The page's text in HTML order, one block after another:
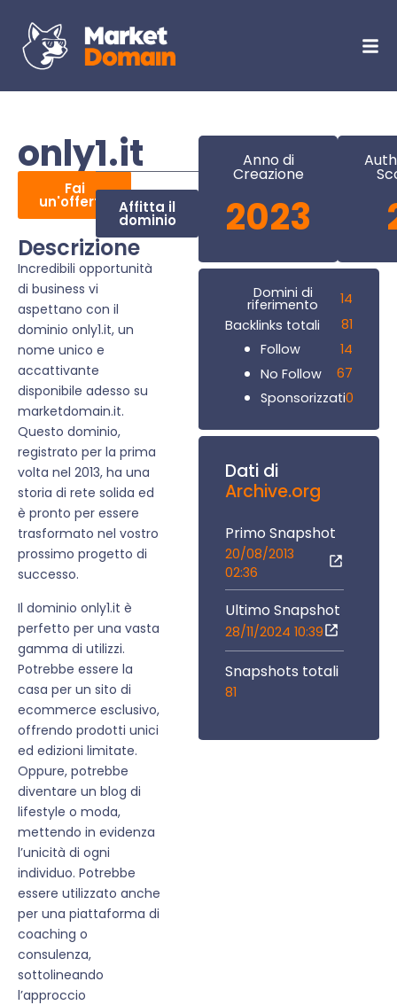
only1.it
Fai
un'offerta Affitta il
dominio
Descrizione
Incredibili opportunità
di business vi
aspettano con il
dominio only1.it, un
nome unico e
accattivante
disponibile adesso su
marketdomain.it.
Questo dominio,
registrato per la prima
volta nel 2013, ha una
storia di rete solida ed
è pronto per essere
trasformato nel vostro
prossimo progetto di
successo.
Il dominio only1.it è
perfetto per una vasta
gamma di utilizzi.
Potrebbe essere la
casa per un sito di
ecommerce esclusivo,
offrendo prodotti unici
ed edizioni limitate.
Oppure, potrebbe
diventare un blog di
lifestyle o moda,
mettendo in evidenza
l’unicità di ogni
individuo. Potrebbe
essere utilizzato anche
per una piattaforma di
coaching o
consulenza,
sottolineando
l’approccio
Anno di
Creazione
2023
Domini di
riferimento
14
Backlinks totali
81
Follow
14
No Follow
67
Sponsorizzati0
Dati di
Archive.org
Primo Snapshot
20/08/2013
02:36
Ultimo Snapshot
28/11/2024 10:39
Snapshots totali
81